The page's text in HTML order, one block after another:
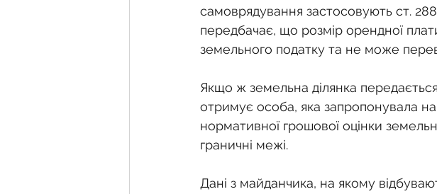
самоврядування застосовують ст.
передбачає, що розмір орендної
земельного податку та не може
Якщо ж земельна ділянка
отримує особа, яка запропонувала
нормативної грошової оцінки
граничні межі.
Дані з майданчика, на якому